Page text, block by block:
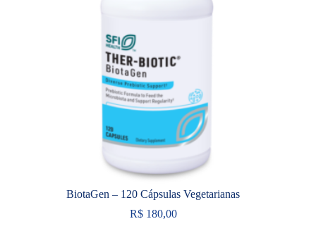
BiotaGen – 120 Cápsulas Vegetarianas
R$180,00